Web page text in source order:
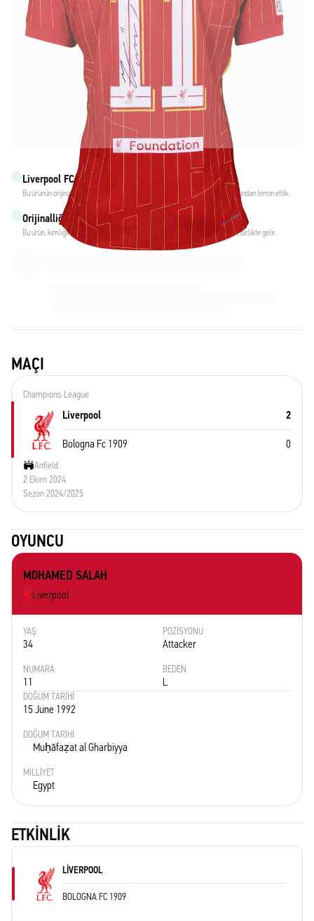
Liverpool FC ile resmi ortaklık
Bu ürünün orijinal olduğundan emin olmak için doğrudan Liverpool FC takımından temin ettik.
Orijinalliği Fabricks ile doğrulandı
Bu ürün, kimliğini garanti altına alan ve koruyan kişisel bir dijital sertifika ile birlikte gelir.
MAÇI
Champions League
Liverpool 2
Bologna Fc 1909 0
Anfield
2 Ekim 2024
Sezon 2024/2025
OYUNCU
MOHAMED SALAH
Liverpool
YAŞ
34
POZISYONU
Attacker
NUMARA
11
BEDEN
L
DOĞUM TARIHI
15 June 1992
DOĞUM TARIHI
Muḥāfaẓat al Gharbiyya
MILLIYET
Egypt
ETKINLIK
LIVERPOOL
BOLOGNA FC 1909